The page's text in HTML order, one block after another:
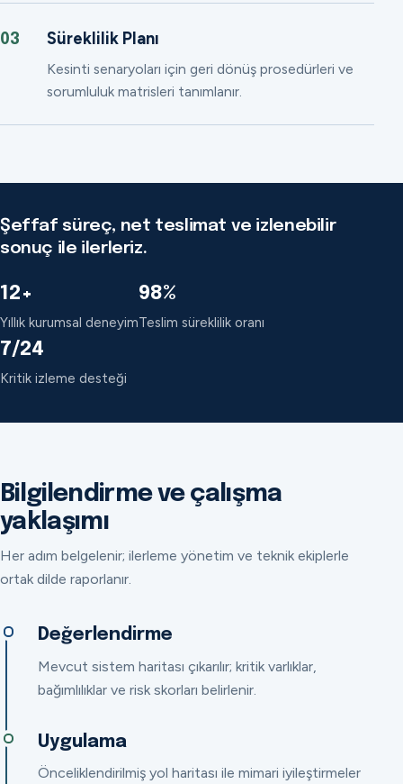
03 Süreklilik Planı
Kesinti senaryoları için geri dönüş prosedürleri ve
sorumluluk matrisleri tanımlanır.
Şeffaf süreç, net teslimat ve izlenebilir
sonuç ile ilerleriz.
12+
Yıllık kurumsal deneyim
98%
Teslim süreklilik oranı
7/24
Kritik izleme desteği
Bilgilendirme ve çalışma
yaklaşımı
Her adım belgelenir; ilerleme yönetim ve teknik ekiplerle
ortak dilde raporlanır.
Değerlendirme
Mevcut sistem haritası çıkarılır; kritik varlıklar,
bağımlılıklar ve risk skorları belirlenir.
Uygulama
Önceliklendirilmiş yol haritası ile mimari iyileştirmeler